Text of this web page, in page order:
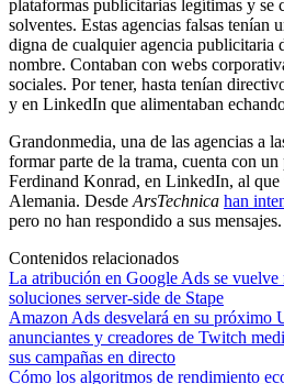
plataformas publicitarias legítimas y se
solventes. Estas agencias falsas tenían
digna de cualquier agencia publicitaria
nombre. Contaban con webs
sociales. Por tener, hasta tenían
y en LinkedIn que alimentaban
Grandonmedia, una de las agencias a
formar parte de la trama, cuenta con
Ferdinand Konrad, en LinkedIn, al que
Alemania. Desde ArsTechnica han
pero no han respondido a sus mensajes.
Contenidos relacionados
La atribución en Google Ads se vuelve
soluciones server-side de Stape
Amazon Ads desvelará en su próximo
anunciantes y creadores de Twitch
sus campañas en directo
Cómo los algoritmos de rendimiento